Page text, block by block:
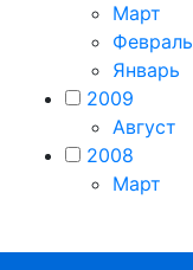
Март
Февраль
Январь
2009
Август
2008
Март